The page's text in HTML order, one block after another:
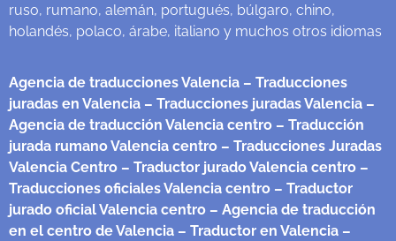
ruso, rumano, alemán, portugués, búlgaro, chino,
holandés, polaco, árabe, italiano y muchos otros idiomas
Agencia de traducciones Valencia – Traducciones
juradas en Valencia – Traducciones juradas Valencia –
Agencia de traducción Valencia centro – Traducción
jurada rumano Valencia centro – Traducciones Juradas
Valencia Centro – Traductor jurado Valencia centro –
Traducciones oficiales Valencia centro – Traductor
jurado oficial Valencia centro – Agencia de traducción
en el centro de Valencia – Traductor en Valencia –